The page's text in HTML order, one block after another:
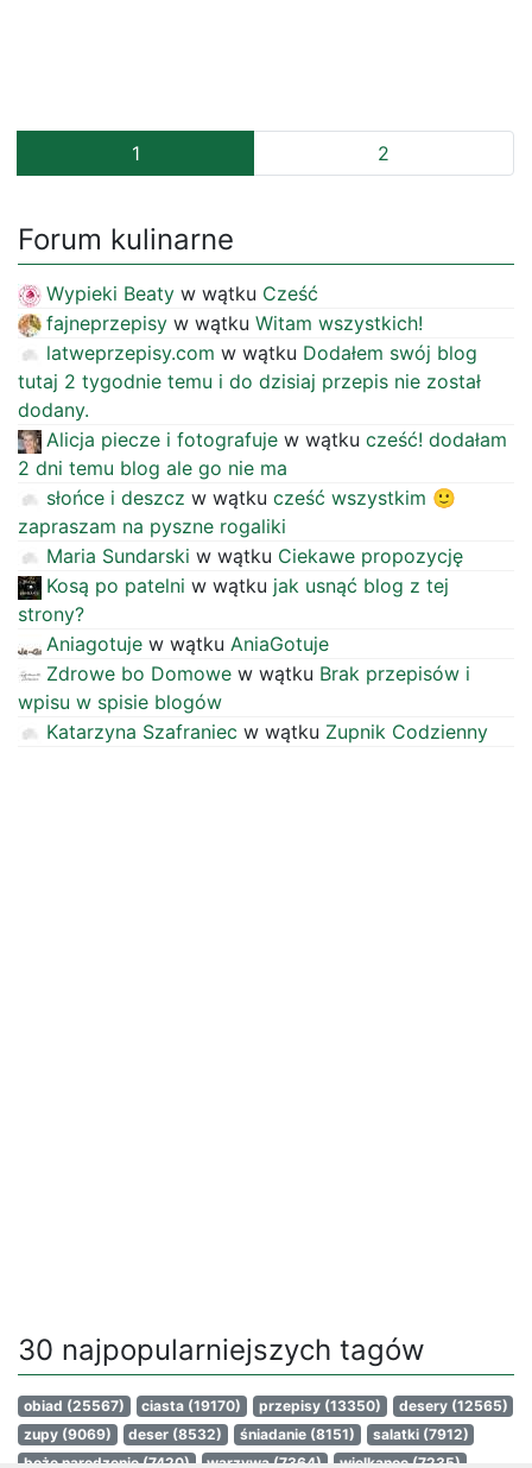
1 2
Forum kulinarne
Wypieki Beaty w wątku Cześć
fajneprzepisy w wątku Witam wszystkich!
latweprzepisy.com w wątku Dodałem swój blog
tutaj 2 tygodnie temu i do dzisiaj przepis nie został
dodany.
Alicja piecze i fotografuje w wątku cześć! dodałam
2 dni temu blog ale go nie ma
słońce i deszcz w wątku cześć wszystkim 🙂
zapraszam na pyszne rogaliki
Maria Sundarski w wątku Ciekawe propozycję
Kosą po patelni w wątku jak usnąć blog z tej
strony?
Aniagotuje w wątku AniaGotuje
Zdrowe bo Domowe w wątku Brak przepisów i
wpisu w spisie blogów
Katarzyna Szafraniec w wątku Zupnik Codzienny
30 najpopularniejszych tagów
obiad (25567) ciasta (19170) przepisy (13350) desery (12565)
zupy (9069) deser (8532) śniadanie (8151) salatki (7912)
boże narodzenie(7420) warzywa(7364) wielkanoc(7235)